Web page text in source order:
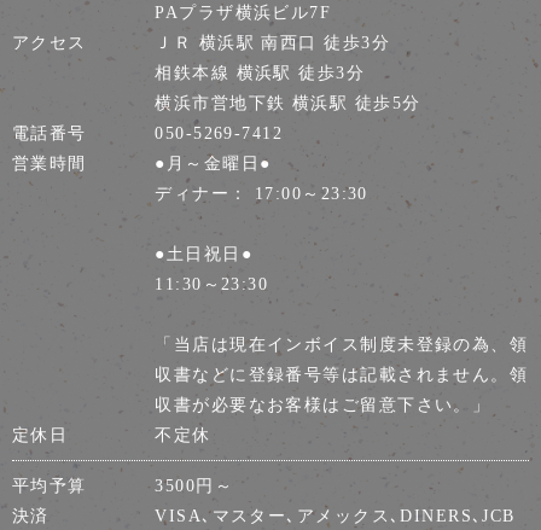
PAプラザ横浜ビル7F
アクセス
ＪＲ 横浜駅 南西口 徒歩3分
相鉄本線 横浜駅 徒歩3分
横浜市営地下鉄 横浜駅 徒歩5分
電話番号
050-5269-7412
営業時間
●月～金曜日●
ディナー： 17:00～23:30
●土日祝日●
11:30～23:30
「当店は現在インボイス制度未登録の為、領
収書などに登録番号等は記載されません。領
収書が必要なお客様はご留意下さい。」
定休日
不定休
平均予算
3500円～
決済
VISA､マスター､アメックス､DINERS､JCB